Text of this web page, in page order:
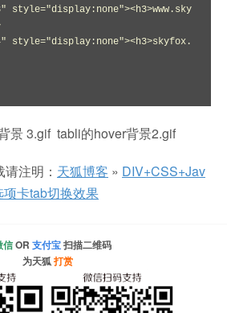
style="display:none"><h3>www.sky
style="display:none"><h3>skyfox.
景 3.gif tabli的hover背景2.gif
请注明： 天狐博客 » DIV+CSS+Jav
卡tab切换效果
信OR 支付宝扫描二维码
为天狐打赏